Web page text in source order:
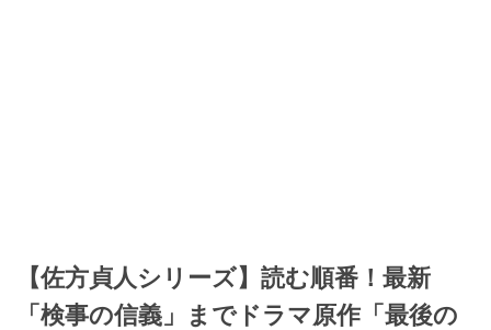
【佐方貞人シリーズ】読む順番！最新
「検事の信義」までドラマ原作「最後の